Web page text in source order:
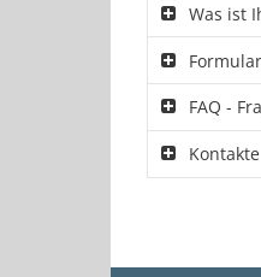
Was ist
FAQ -
Kontakte